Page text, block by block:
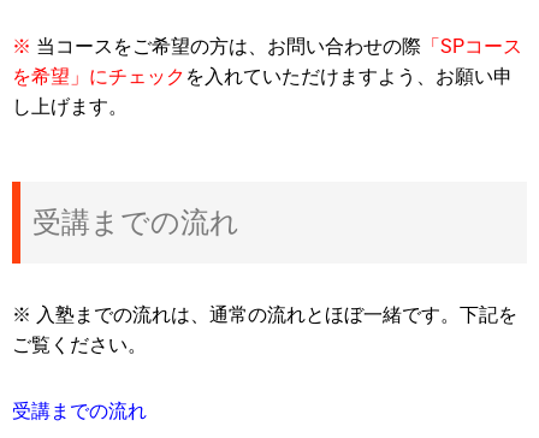
※ 当コースをご希望の方は、お問い合わせの際 「SPコース
を希望」にチェック を入れていただけますよう、お願い申
し上げます。
受講までの流れ
※ 入塾までの流れは、通常の流れとほぼ一緒です。下記を
ご覧ください。
受講までの流れ